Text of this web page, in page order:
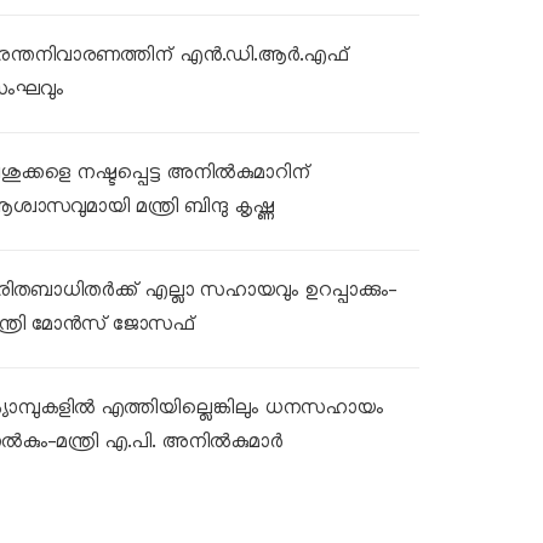
എൻ.ഡി.ആർ.എഫ്
നഷ്ടപ്പെട്ട അനിൽകുമാറിന്
മന്ത്രി ബിന്ദു കൃഷ്ണ
എല്ലാ സഹായവും ഉറപ്പാക്കും-
മോൻസ് ജോസഫ്
എത്തിയില്ലെങ്കിലും ധനസഹായം
മന്ത്രി എ.പി. അനിൽകുമാർ